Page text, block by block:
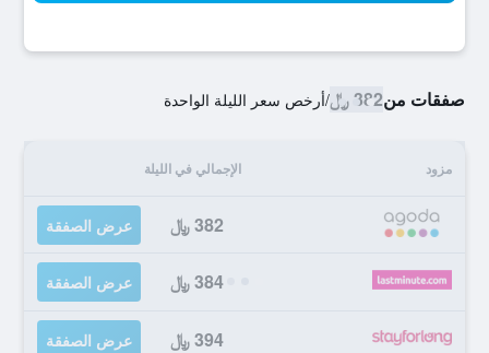
صفقات من382 ﷼ /أرخص سعر الليلة الواحدة
مزود الإجمالي في الليلة
382 ﷼ عرض الصفقة
384 ﷼ عرض الصفقة
394 ﷼ عرض الصفقة